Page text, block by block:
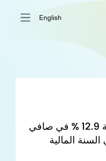
English
menu
بيمه تسجّل نموًا بنسبة 12.9 % في صافي
المالية